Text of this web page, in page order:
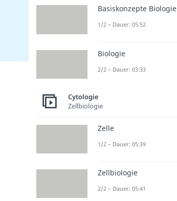
Basiskonzepte Biologie
1/2 – Dauer: 05:52
Biologie
2/2 – Dauer: 03:33
Cytologie
Zellbiologie
Zelle
1/2 – Dauer: 05:39
Zellbiologie
2/2 – Dauer: 05:41